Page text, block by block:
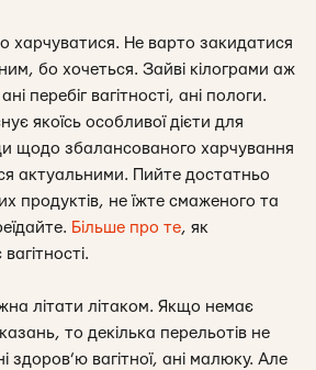
харчуватися. Не варто закидатися
бо хочеться. Зайві кілограми аж
перебіг вагітності, ані пологи.
якоїсь особливої дієти для
щодо збалансованого харчування
актуальними. Пийте достатньо
продуктів, не їжте смаженого та
Більше про те, як
літати літаком. Якщо немає
то декілька перельотів не
здоров’ю вагітної, ані малюку. Але